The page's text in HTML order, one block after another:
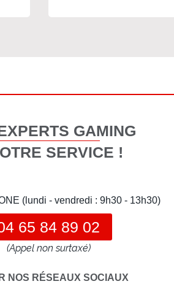
GAMING
SERVICE !
(lundi - vendredi : 9h30 - 13h30)
65 84 89 02
(Appel non surtaxé)
NOS RÉSEAUX SOCIAUX